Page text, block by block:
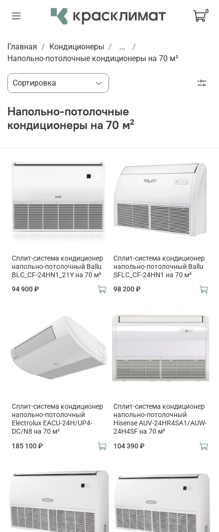
0
Главная Кондиционеры
...
Напольно-потолочные кондиционеры на 70 м²
Напольно-потолочные
кондиционеры на 70 м²
Сплит-система кондиционер
напольно-потолочный Ballu
BLC_CF-24HN1_21Y на 70 м²
94 900 ₽
Сплит-система кондиционер
напольно-потолочный Ballu
SFLC_CF-24HN1 на 70 м²
98 200 ₽
Сплит-система кондиционер
напольно-потолочный
Electrolux EACU-24H/UP4-
DC/N8 на 70 м²
185 100 ₽
Сплит-система кондиционер
напольно-потолочный
Hisense AUV-24HR4SA1/AUW-
24H4SF на 70 м²
104 390 ₽